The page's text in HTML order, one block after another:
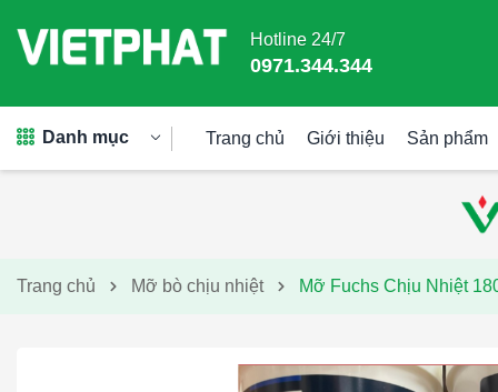
Hotline 24/7
0971.344.344
Danh mục Trang chủ Giới thiệu Sản phẩm
Trang chủ Mỡ bò chịu nhiệt Mỡ Fuchs Chịu Nhiệt